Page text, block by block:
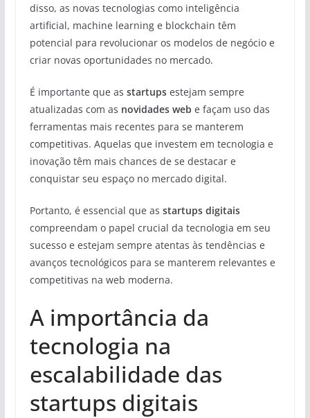
disso, as novas tecnologias como inteligência
artificial, machine learning e blockchain têm
potencial para revolucionar os modelos de negócio e
criar novas oportunidades no mercado.
É importante que as startupsestejam sempre
atualizadas com as novidades web e façam uso das
ferramentas mais recentes para se manterem
competitivas. Aquelas que investem em tecnologia e
inovação têm mais chances de se destacar e
conquistar seu espaço no mercado digital.
Portanto, é essencial que as startups digitais
compreendam o papel crucial da tecnologia em seu
sucesso e estejam sempre atentas às tendências e
avanços tecnológicos para se manterem relevantes e
competitivas na web moderna.
A importância da
tecnologia na
escalabilidade das
startups digitais